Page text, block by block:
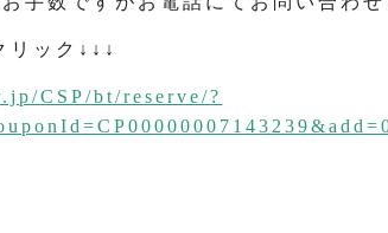
リック↓↓↓
CSP/bt/reserve/?